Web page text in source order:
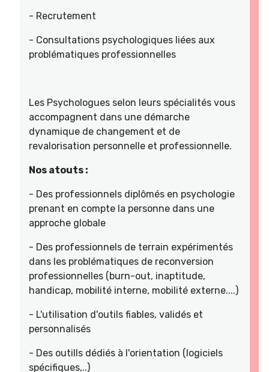
- Recrutement
- Consultations psychologiques liées aux
problématiques professionnelles
Les Psychologues selon leurs spécialités vous
accompagnent dans une démarche
dynamique de changement et de
revalorisation personnelle et professionnelle.
Nos atouts :
- Des professionnels diplômés en psychologie
prenant en compte la personne dans une
approche globale
- Des professionnels de terrain expérimentés
dans les problématiques de reconversion
professionnelles (burn-out, inaptitude,
handicap, mobilité interne, mobilité externe....)
- L'utilisation d'outils fiables, validés et
personnalisés
- Des outills dédiés à l'orientation (logiciels
spécifiques,..)